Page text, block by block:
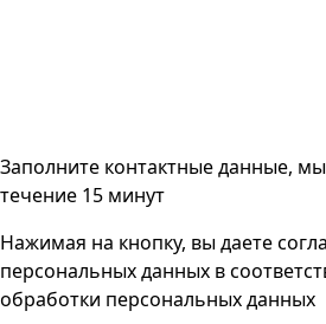
Заполните контактные данные,
течение 15 минут
Нажимая на кнопку, вы даете
персональных данных в
обработки персональных данных